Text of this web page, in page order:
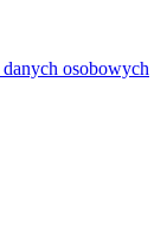
osobowych